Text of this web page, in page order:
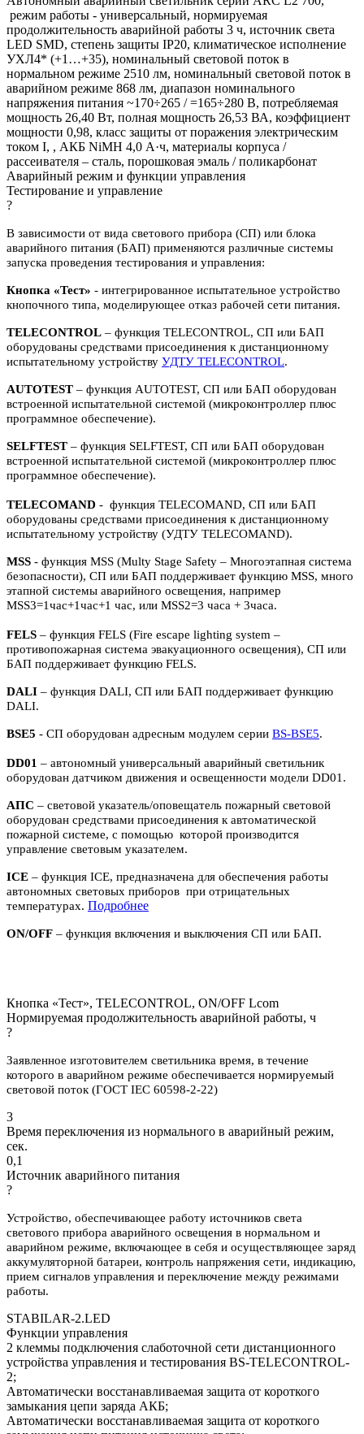
режим работы - универсальный, нормируемая
продолжительность аварийной работы 3 ч, источник света
LED SMD, степень защиты IP20, климатическое исполнение
УХЛ4* (+1…+35), номинальный световой поток в
нормальном режиме 2510 лм, номинальный световой поток в
аварийном режиме 868 лм, диапазон номинального
напряжения питания ~170÷265 / =165÷280 В, потребляемая
мощность 26,40 Вт, полная мощность 26,53 ВА, коэффициент
мощности 0,98, класс защиты от поражения электрическим
током I, , АКБ NiMH 4,0 А·ч, материалы корпуса /
рассеивателя – сталь, порошковая эмаль / поликарбонат
Аварийный режим и функции управления
Тестирование и управление
?
В зависимости от вида светового прибора (СП) или блока
аварийного питания (БАП) применяются различные системы
запуска проведения тестирования и управления:
Кнопка «Тест» - интегрированное испытательное устройство
кнопочного типа, моделирующее отказ рабочей сети питания.
TELECONTROL – функция TELECONTROL, СП или БАП
оборудованы средствами присоединения к дистанционному
испытательному устройству УДТУ TELECONTROL.
AUTOTEST – функция AUTOTEST, СП или БАП оборудован
встроенной испытательной системой (микроконтроллер плюс
программное обеспечение).
SELFTEST – функция SELFTEST, СП или БАП оборудован
встроенной испытательной системой (микроконтроллер плюс
программное обеспечение).
TELECOMAND - функция TELECOMAND, СП или БАП
оборудованы средствами присоединения к дистанционному
испытательному устройству (УДТУ TELECOMAND).
MSS - функция MSS (Multy Stage Safety – Многоэтапная система
безопасности), СП или БАП поддерживает функцию MSS, много
этапной системы аварийного освещения, например
MSS3=1час+1час+1 час, или MSS2=3 часа + 3часа.
FELS – функция FELS (Fire escape lighting system –
противопожарная система эвакуационного освещения), СП или
БАП поддерживает функцию FELS.
DALI – функция DALI, СП или БАП поддерживает функцию
DALI.
BSE5 - СП оборудован адресным модулем серии BS-BSE5.
DD01 – автономный универсальный аварийный светильник
оборудован датчиком движения и освещенности модели DD01.
АПС – световой указатель/оповещатель пожарный световой
оборудован средствами присоединения к автоматической
пожарной системе, с помощью которой производится
управление световым указателем.
ICE – функция ICE, предназначена для обеспечения работы
автономных световых приборов при отрицательных
температурах. Подробнее
ON/OFF – функция включения и выключения СП или БАП.
Кнопка «Тест», TELECONTROL, ON/OFF Lcom
Нормируемая продолжительность аварийной работы, ч
?
Заявленное изготовителем светильника время, в течение
которого в аварийном режиме обеспечивается нормируемый
световой поток (ГОСТ IEC 60598-2-22)
3
Время переключения из нормального в аварийный режим,
сек.
0,1
Источник аварийного питания
?
Устройство, обеспечивающее работу источников света
светового прибора аварийного освещения в нормальном и
аварийном режиме, включающее в себя и осуществляющее заряд
аккумуляторной батареи, контроль напряжения сети, индикацию,
прием сигналов управления и переключение между режимами
работы.
STABILAR-2.LED
Функции управления
2 клеммы подключения слаботочной сети дистанционного
устройства управления и тестирования BS-TELECONTROL-
2;
Автоматически восстанавливаемая защита от короткого
замыкания цепи заряда АКБ;
Автоматически восстанавливаемая защита от короткого